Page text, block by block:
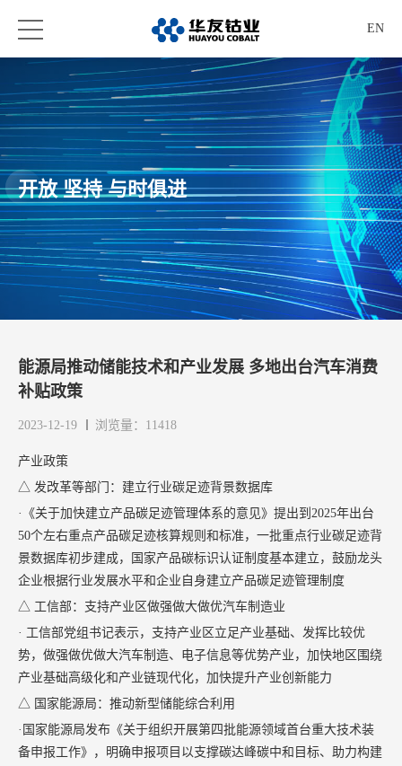
EN
开放 坚持 与时俱进
能源局推动储能技术和产业发展 多地出台汽车消费
补贴政策
2023-12-19 浏览量：11418
产业政策
△ 发改革等部门：建立行业碳足迹背景数据库
·《关于加快建立产品碳足迹管理体系的意见》提出到2025年出台
50个左右重点产品碳足迹核算规则和标准，一批重点行业碳足迹背
景数据库初步建成，国家产品碳标识认证制度基本建立，鼓励龙头
企业根据行业发展水平和企业自身建立产品碳足迹管理制度
△ 工信部：支持产业区做强做大做优汽车制造业
· 工信部党组书记表示，支持产业区立足产业基础、发挥比较优
势，做强做优做大汽车制造、电子信息等优势产业，加快地区围绕
产业基础高级化和产业链现代化，加快提升产业创新能力
△ 国家能源局：推动新型储能综合利用
·国家能源局发布《关于组织开展第四批能源领域首台重大技术装
备申报工作》，明确申报项目以支撑碳达峰碳中和目标、助力构建